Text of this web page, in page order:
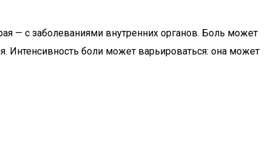
— с заболеваниями внутренних органов. Боль может
Интенсивность боли может варьироваться: она может